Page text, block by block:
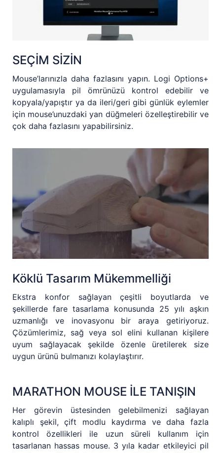
SEÇİM SİZİN
Mouse’larınızla daha fazlasını yapın. Logi Options+
uygulamasıyla pil ömrünüzü kontrol edebilir ve
kopyala/yapıştır ya da ileri/geri gibi günlük eylemler
için mouse’unuzdaki yan düğmeleri özelleştirebilir ve
çok daha fazlasını yapabilirsiniz.
Köklü Tasarım Mükemmelliği
Ekstra konfor sağlayan çeşitli boyutlarda ve
şekillerde fare tasarlama konusunda 25 yılı aşkın
uzmanlığı ve inovasyonu bir araya getiriyoruz.
Çözümlerimiz, sağ veya sol elini kullanan kişilere
uyum sağlayacak şekilde özenle üretilerek size
uygun ürünü bulmanızı kolaylaştırır.
MARATHON MOUSE İLE TANIŞIN
Her görevin üstesinden gelebilmenizi sağlayan
kalıplı şekil, çift modlu kaydırma ve daha fazla
kontrol özellikleri ile uzun süreli kullanım için
tasarlanan hassas mouse. 3 yıla kadar etkileyici pil